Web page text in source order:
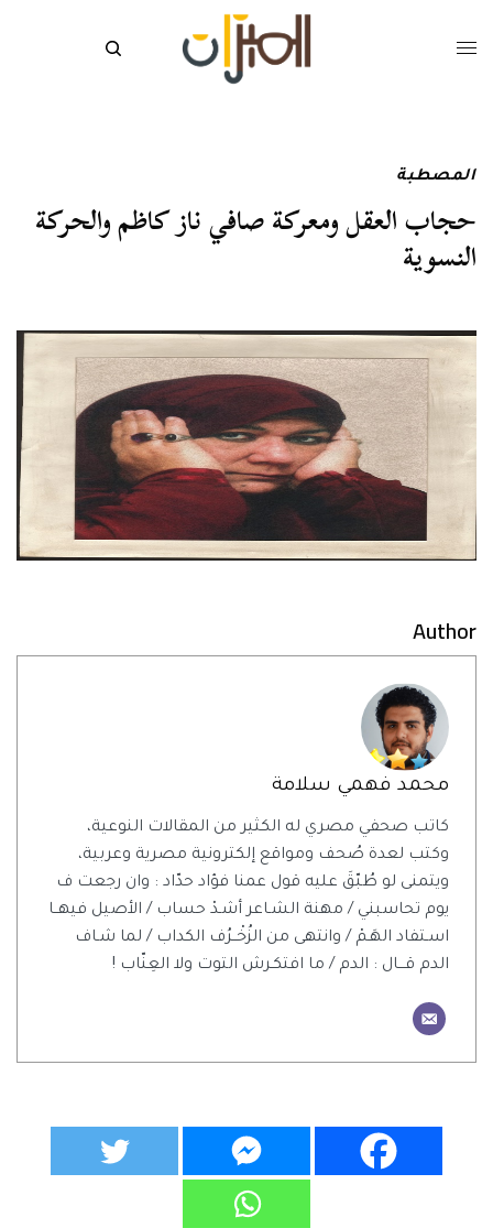
المصطبة
حجاب العقل ومعركة صافي ناز كاظم والحركة
النسوية
Author
محمد فهمي سلامة
كاتب صحفي مصري له الكثير من المقالات النوعية،
وكتب لعدة صُحف ومواقع إلكترونية مصرية وعربية،
ويتمنى لو طُبّقَ عليه قول عمنا فؤاد حدّاد : وان رجعت ف
يوم تحاسبني / مهنة الشـاعر أشـدْ حساب / الأصيل فيهــا
اسـتفاد الهَـمْ / وانتهى من الزُخْــرُف الكداب / لما شـاف
الدم قـــال : الدم / ما افتكـرش التوت ولا العِنّاب !